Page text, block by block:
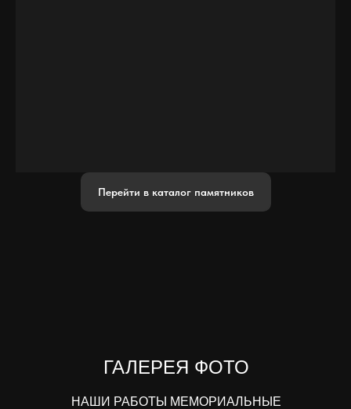
Перейти в каталог памятников
ГАЛЕРЕЯ ФОТО
НАШИ РАБОТЫ МЕМОРИАЛЬНЫЕ